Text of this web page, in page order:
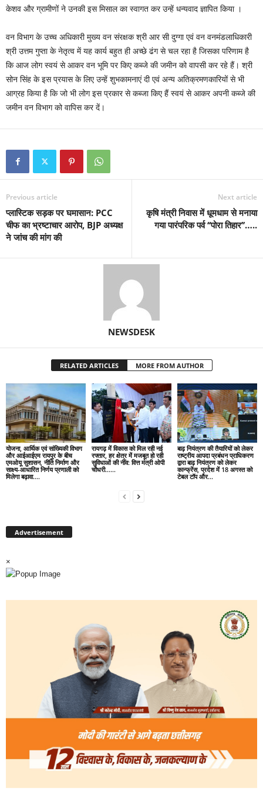
केशव और ग्रामीणों ने उनकी इस मिसाल का स्वागत कर उन्हें धन्यवाद ज्ञापित किया ।
वन विभाग के उच्च अधिकारी मुख्य वन संरक्षक श्री आर सी दुग्गा एवं वन वनमंडलाधिकारी
श्री उत्तम गुप्ता के नेतृत्व में यह कार्य बहुत ही अच्छे ढंग से चल रहा है जिसका परिणाम है
कि आज लोग स्वयं से आकर वन भूमि पर किए कब्जे की जमीन को वापसी कर रहे हैं। श्री
सोन सिंह के इस प्रयास के लिए उन्हें शुभकामनाएं दी एवं अन्य अतिक्रमणकारियों से भी
आग्रह किया है कि जो भी लोग इस प्रकार से कब्जा किए हैं स्वयं से आकर अपनी कब्जे की
जमीन वन विभाग को वापिस कर दें।
Previous article
प्लास्टिक सड़क पर घमासान: PCC
चीफ का भ्रष्टाचार आरोप, BJP अध्यक्ष
ने जांच की मांग की
Next article
कृषि मंत्री निवास में धूमधाम से मनाया
गया पारंपरिक पर्व ‘‘पोरा तिहार’’…..
NEWSDESK
RELATED ARTICLES MORE FROM AUTHOR
योजना, आर्थिक एवं सांख्यिकी विभाग
और आईआईएम रायपुर के बीच
एमओयू सुशासन, नीति निर्माण और
साक्ष्य-आधारित निर्णय प्रणाली को
मिलेगा बढ़ावा….
रायगढ़ में विकास को मिल रही नई
रफ्तार, हर क्षेत्र में मजबूत हो रही
सुविधाओं की नींव: वित्त मंत्री ओपी
चौधरी……
बाढ़ नियंत्रण की तैयारियों को लेकर
राष्ट्रीय आपदा प्रबंधन प्राधिकरण
द्वारा बाढ़ नियंत्रण को लेकर
कान्फ्रेंस, प्रदेश में 18 अगस्त को
टेबल टॉप और...
Advertisement
×